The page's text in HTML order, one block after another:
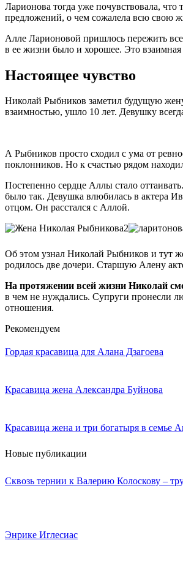
Ларионова тогда уже почувствовала, что
предложений, о чем сожалела всю свою
Алле Ларионовой пришлось пережить
в ее жизни было и хорошее. Это
Настоящее чувство
Николай Рыбников заметил будущую
взаимностью, ушло 10 лет. Девушку
А Рыбников просто сходил с ума от
поклонников. Но к счастью рядом
Постепенно сердце Аллы стало оттаивать.
было так. Девушка влюбилась в актера
отцом. Он расстался с Аллой.
Об этом узнал Николай Рыбников и тут
родилось две дочери. Старшую Алену
На протяжении всей жизни Николай
в чем не нуждались. Супруги пронесли
отношения.
Рекомендуем
Гордая красавица для Алана Дзагоева
Красавица жена Александра Буйнова
Красавица жена и три богатыря в семье
Новые публикации
Сквозь тернии к Валерию Колоскову –
Энрике Иглесиас